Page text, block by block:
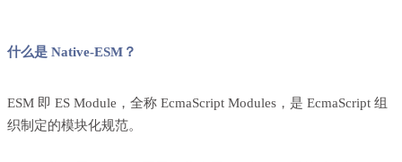
什么是 Native-ESM？
ESM 即 ES Module，全称 EcmaScript Modules ，是 EcmaScript 组
织制定的模块化规范。